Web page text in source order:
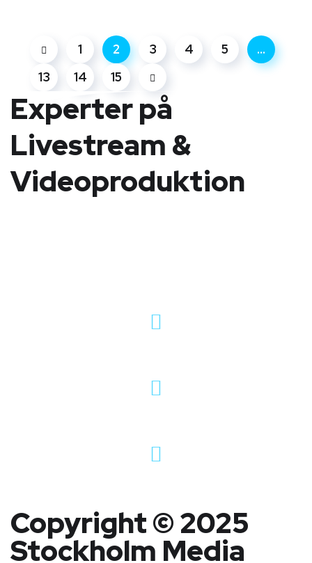
1 2 3 4 5
…
13
14 15
Experter på
Livestream &
Videoproduktion
Copyright © 2025
Stockholm Media